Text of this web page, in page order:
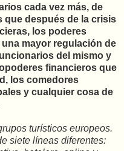
cada vez más, de
que después de la crisis
los poderes
mayor regulación de
del mismo y
financieros que
los comedores
y cualquier cosa de
turísticos europeos.
siete líneas diferentes: